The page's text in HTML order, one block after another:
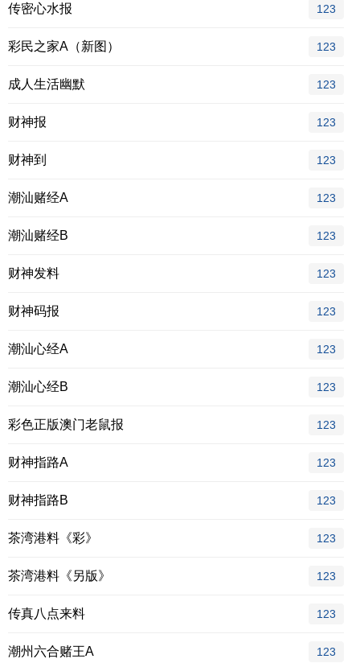
传密心水报 123
彩民之家A（新图） 123
成人生活幽默 123
财神报 123
财神到 123
潮汕赌经A 123
潮汕赌经B 123
财神发料 123
财神码报 123
潮汕心经A 123
潮汕心经B 123
彩色正版澳门老鼠报 123
财神指路A 123
财神指路B 123
茶湾港料《彩》 123
茶湾港料《另版》 123
传真八点来料 123
潮州六合赌王A 123